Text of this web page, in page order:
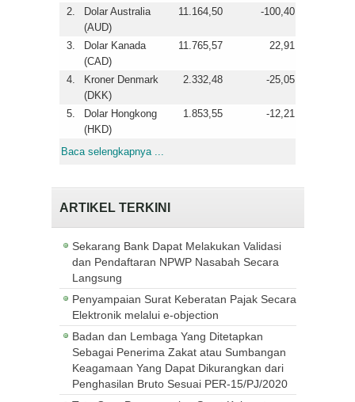
2.
Dolar Australia
(AUD)
11.164,50 -100,40
3.
Dolar Kanada
(CAD)
11.765,57 22,91
4.
Kroner Denmark
(DKK)
2.332,48 -25,05
5.
Dolar Hongkong
(HKD)
1.853,55 -12,21
Baca selengkapnya ...
ARTIKEL TERKINI
Sekarang Bank Dapat Melakukan Validasi
dan Pendaftaran NPWP Nasabah Secara
Langsung
Penyampaian Surat Keberatan Pajak Secara
Elektronik melalui e-objection
Badan dan Lembaga Yang Ditetapkan
Sebagai Penerima Zakat atau Sumbangan
Keagamaan Yang Dapat Dikurangkan dari
Penghasilan Bruto Sesuai PER-15/PJ/2020